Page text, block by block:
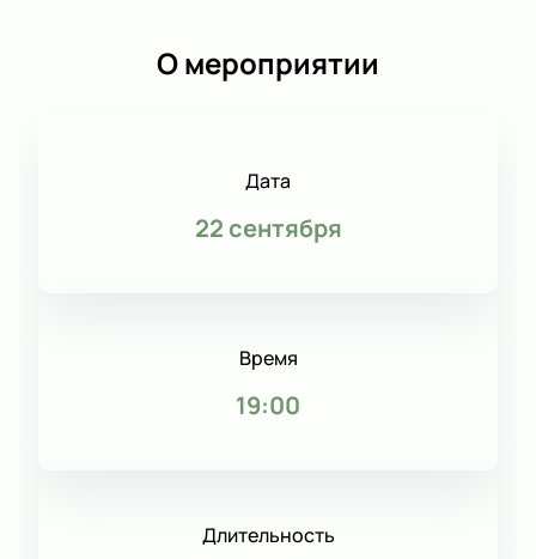
О мероприятии
Дата
22 сентября
Время
19:00
Длительность